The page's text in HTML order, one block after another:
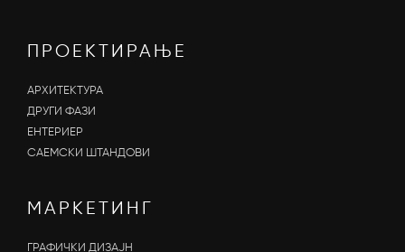
ПРОЕКТИРАЊЕ
АРХИТЕКТУРА
ДРУГИ ФАЗИ
ЕНТЕРИЕР
САЕМСКИ ШТАНДОВИ
МАРКЕТИНГ
ГРАФИЧКИ ДИЗАЈН